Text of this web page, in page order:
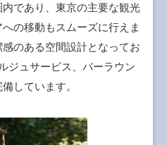
であり、東京の主要な観光
の移動もスムーズに行えま
のある空間設計となってお
ジュサービス、バーラウン
しています。